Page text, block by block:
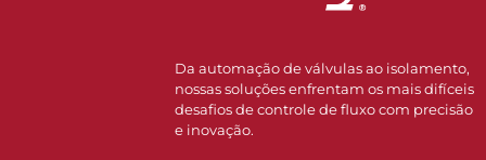
Da automação de válvulas ao isolamento,
nossas soluções enfrentam os mais difíceis
desafios de controle de fluxo com precisão
e inovação.